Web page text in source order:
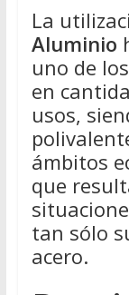
La
Aluminio
uno de
en
usos,
ámbitos
que
tan sólo
acero.